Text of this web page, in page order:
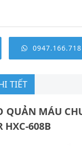
0947.166.718
TIẾT
QUẢN MÁU
HXC-608B